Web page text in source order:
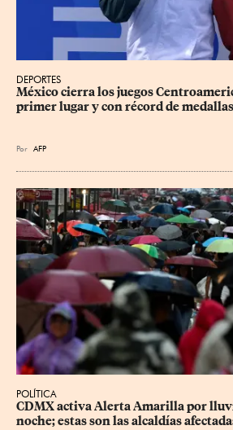
DEPORTES
México cierra los juegos
primer lugar y con récord de medallas
Por AFP
POLÍTICA
CDMX activa Alerta Amarilla por
noche; estas son las alcaldías